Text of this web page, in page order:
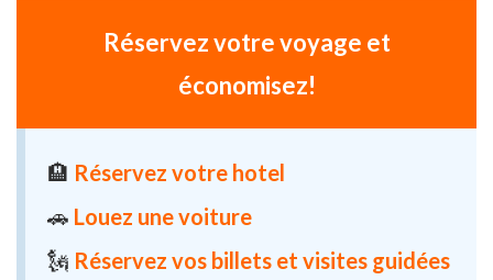
Réservez votre voyage et
économisez!
🏨 Réservez votre hotel
🚗 Louez une voiture
🗽 Réservez vos billets et visites guidées